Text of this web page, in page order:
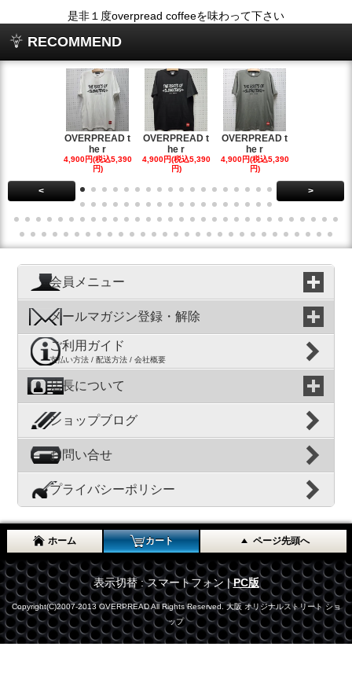
是非１度overpread coffeeを味わって下さい
RECOMMEND
OVERPREAD t
he r
4,900円(税込5,390
円)
OVERPREAD t
he r
4,900円(税込5,390
円)
OVERPREAD t
he r
4,900円(税込5,390
円)
< >
会員メニュー
メールマガジン登録・解除
ご利用ガイド
支払い方法 / 配送方法 / 会社概要
店長について
ショップブログ
お問い合せ
プライバシーポリシー
ホーム カート ページ先頭へ
表示切替 : スマートフォン |PC版
Copyright(C)2007-2013 OVERPREAD All Rights Reserved. 大阪 オリジナルストリート ショ
ップ